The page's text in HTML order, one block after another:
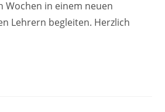
Wochen in einem neuen
Lehrern begleiten. Herzlich